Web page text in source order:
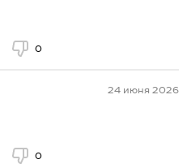
0
24 июня 2026
0